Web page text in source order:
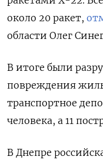
около 20 ракет,
области Олег
В итоге были
повреждения
транспортное
человека, а 11
В Днепре